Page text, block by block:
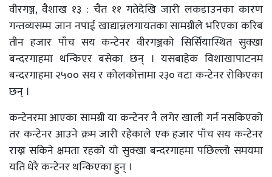
वीरगञ्ज, वैशाख १३ : चैत ११ गतेदेखि जारी लकडाउनका कारण
गन्तव्यसम्म जान नपाई खाद्यान्नलगायतका सामग्रीले भरिएका करिब
तीन हजार पाँच सय कन्टेनर वीरगञ्जको सिर्सियास्थित सुक्खा
बन्दरगाहमा थन्किएर बसेका छन् । यसबाहेक विशाखापाटनम
बन्दरगाहमा २५०० सय र कोलकोत्तामा २३० वटा कन्टेनर रोकिएका
छन् ।
कन्टेनरमा आएका सामग्री या कन्टेनर नै लगेर खाली गर्न नसकिएको
तर कन्टेनर आउने क्रम जारी रहेकाले एक हजार पाँच सय कन्टेनर
राख्न सकिने क्षमता रहको यो सुक्खा बन्दरगाहमा पछिल्लो समयमा
यति धेरै कन्टेनर थन्किएका हुन् ।